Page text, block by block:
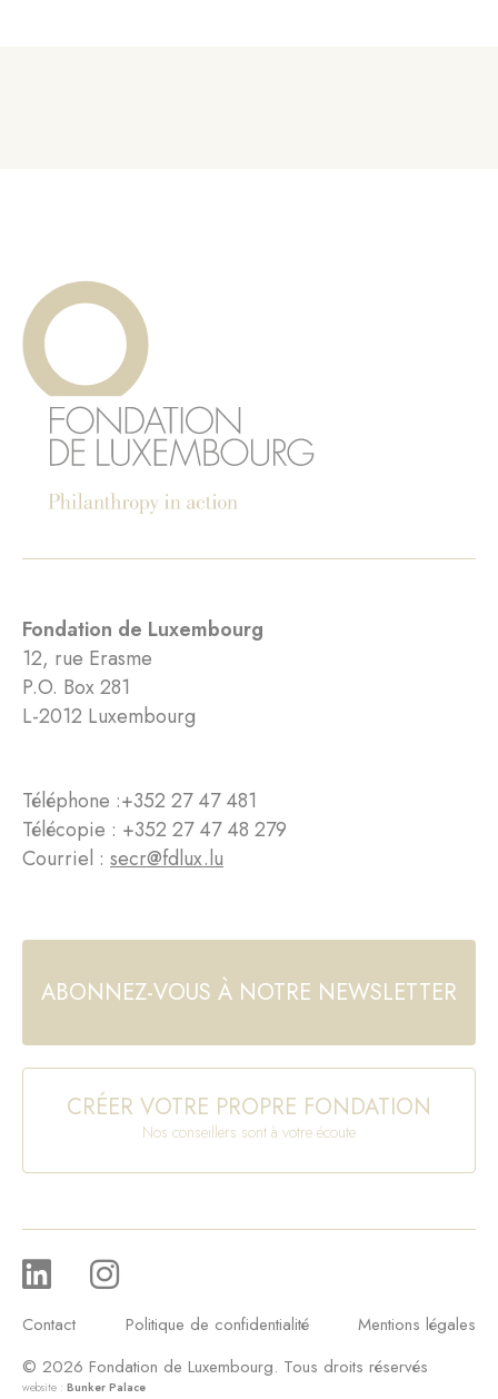
Fondation de Luxembourg
12, rue Erasme
P.O. Box 281
L-2012 Luxembourg
Téléphone :+352 27 47 481
Télécopie : +352 27 47 48 279
Courriel : secr@fdlux.lu
ABONNEZ-VOUS À NOTRE NEWSLETTER
CRÉER VOTRE PROPRE FONDATION
Nos conseillers sont à votre écoute
Contact Politique de confidentialité
Mentions légales
© 2026 Fondation de Luxembourg. Tous droits réservés
website : Bunker Palace